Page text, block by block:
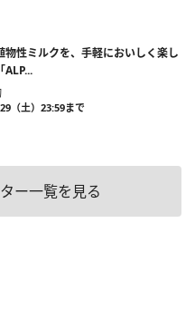
物性ミルクを、手軽においしく楽し
ALP...
（土）23:59まで
ー一覧を見る